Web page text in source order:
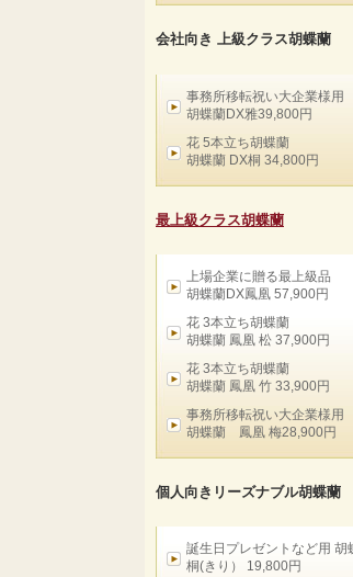
会社向き 上級クラス胡蝶蘭
事務所移転祝い大企業様用
胡蝶蘭DX雅39,800円
花 5本立ち胡蝶蘭
胡蝶蘭 DX桐 34,800円
最上級クラス胡蝶蘭
上場企業に贈る最上級品
胡蝶蘭DX鳳凰 57,900円
花 3本立ち胡蝶蘭
胡蝶蘭 鳳凰 松 37,900円
花 3本立ち胡蝶蘭
胡蝶蘭 鳳凰 竹 33,900円
事務所移転祝い大企業様用
胡蝶蘭 鳳凰 梅28,900円
個人向きリーズナブル胡蝶蘭
誕生日プレゼントなど用 胡
桐(きり） 19,800円